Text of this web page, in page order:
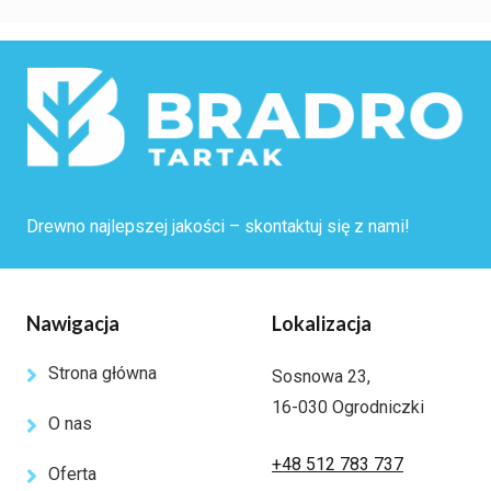
Drewno najlepszej jakości – skontaktuj się z nami!
Nawigacja
Strona główna
O nas
Oferta
Lokalizacja
Sosnowa 23,
16-030 Ogrodniczki
+48 512 783 737